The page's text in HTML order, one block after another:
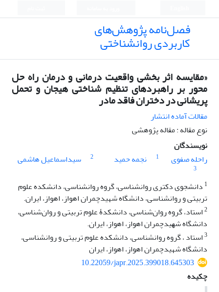
فصل‌نامه پژوهش‌های
کاربردی روانشناختی
«مقایسه اثر بخشی واقعیت درمانی و درمان راه حل
محور بر راهبردهای تنظیم شناختی هیجان و تحمل
پریشانی در دختران فاقد مادر
مقالات آماده انتشار
نوع مقاله : مقاله پژوهشی
نویسندگان
راحله صفوی
1 نجمه حمید 2 سیداسماعیل هاشمی
3
1 دانشجوی دکتری روانشناسی، گروه روانشناسی، دانشکده علوم
تربیتی و روانشناسی، دانشگاه شهیدچمران اهواز، اهواز، ایران.
2اﺳﺘﺎد، ﮔﺮوه روان‌شناسی، داﻧﺸﮑﺪۀ ﻋﻠﻮم ﺗﺮﺑﯿﺘﯽ و روان‌شناسی،
داﻧﺸﮕﺎه ﺷﮭﯿﺪﭼﻤﺮان اھﻮاز، اھﻮاز، اﯾﺮان.
3استاد ، گروه روانشناسی، دانشکده علوم تربیتی و روانشناسی،
دانشگاه شهیدچمران اهواز، اهواز، ایران
10.22059/japr.2025.399018.645303
چکیده